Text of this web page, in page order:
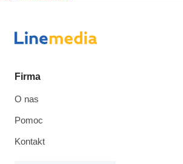
Firma
O nas
Pomoc
Kontakt